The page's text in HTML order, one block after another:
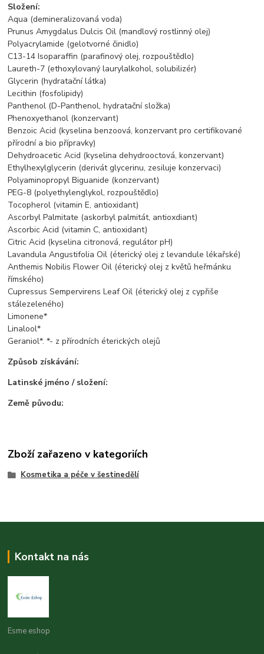
Složení:
Aqua (demineralizovaná voda)
Prunus Amygdalus Dulcis Oil (mandlový rostlinný olej)
Polyacrylamide (gelotvorné činidlo)
C13-14 Isoparaffin (parafinový olej, rozpouštědlo)
Laureth-7 (ethoxylovaný laurylalkohol, solubilizér)
Glycerin (hydratační látka)
Lecithin (fosfolipidy)
Panthenol (D-Panthenol, hydratační složka)
Phenoxyethanol (konzervant)
Benzoic Acid (kyselina benzoová, konzervant pro certifikované
přírodní a bio přípravky)
Dehydroacetic Acid (kyselina dehydrooctová, konzervant)
Ethylhexylglycerin (derivát glycerinu, zesiluje konzervaci)
Polyaminopropyl Biguanide (konzervant)
PEG-8 (polyethylenglykol, rozpouštědlo)
Tocopherol (vitamin E, antioxidant)
Ascorbyl Palmitate (askorbyl palmitát, antioxdiant)
Ascorbic Acid (vitamin C, antioxidant)
Citric Acid (kyselina citronová, regulátor pH)
Lavandula Angustifolia Oil (éterický olej z levandule lékařské)
Anthemis Nobilis Flower Oil (éterický olej z květů heřmánku
římského)
Cupressus Sempervirens Leaf Oil (éterický olej z cypřiše
stálezeleného)
Limonene*
Linalool*
Geraniol*. *- z přírodních éterických olejů
Způsob získávání:
Latinské jméno / složení:
Země původu:
Zboží zařazeno v kategoriích
Kosmetika a péče v šestinedělí
Kontakt na nás
Esme eshop